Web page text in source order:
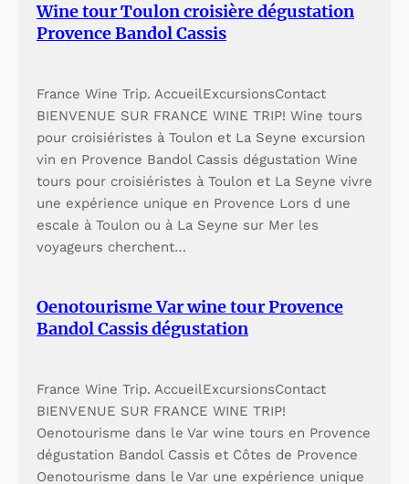
Wine tour Toulon croisière dégustation
Provence Bandol Cassis
France Wine Trip. AccueilExcursionsContact
BIENVENUE SUR FRANCE WINE TRIP! Wine tours
pour croisiéristes à Toulon et La Seyne excursion
vin en Provence Bandol Cassis dégustation Wine
tours pour croisiéristes à Toulon et La Seyne vivre
une expérience unique en Provence Lors d une
escale à Toulon ou à La Seyne sur Mer les
voyageurs cherchent…
Oenotourisme Var wine tour Provence
Bandol Cassis dégustation
France Wine Trip. AccueilExcursionsContact
BIENVENUE SUR FRANCE WINE TRIP!
Oenotourisme dans le Var wine tours en Provence
dégustation Bandol Cassis et Côtes de Provence
Oenotourisme dans le Var une expérience unique